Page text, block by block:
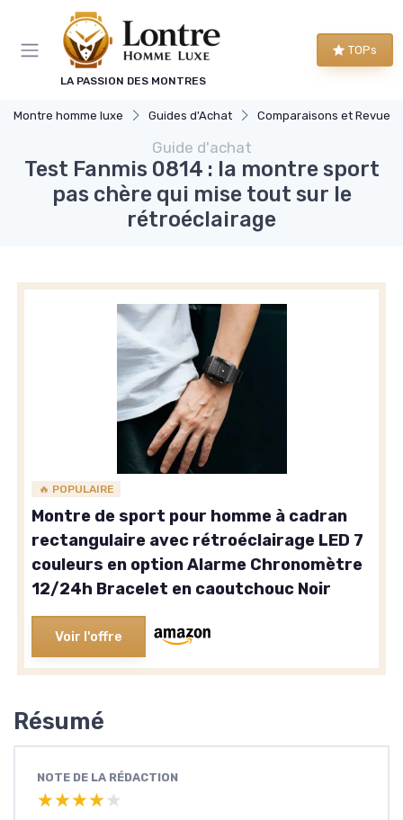
LA PASSION DES MONTRES
TOPs
Montre homme luxe Guides d'Achat Comparaisons et Revues
Guide d'achat
Test Fanmis 0814 : la montre sport
pas chère qui mise tout sur le
rétroéclairage
🔥 POPULAIRE
Montre de sport pour homme à cadran
rectangulaire avec rétroéclairage LED 7
couleurs en option Alarme Chronomètre
12/24h Bracelet en caoutchouc Noir
Voir l'offre
Résumé
NOTE DE LA RÉDACTION
★★★★★
★★★★★
Panneau de gestion des cookies